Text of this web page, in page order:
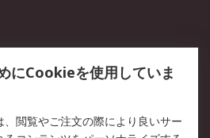
にCookieを使用していま
閲覧やご注文の際により良いサー